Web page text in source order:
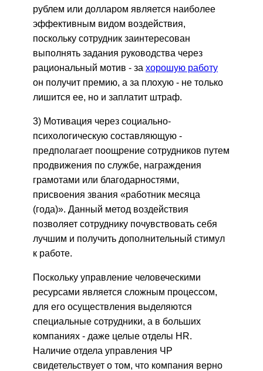
рублем или долларом является наиболее
эффективным видом воздействия,
поскольку сотрудник заинтересован
выполнять задания руководства через
рациональный мотив - за хорошую работу
он получит премию, а за плохую - не только
лишится ее, но и заплатит штраф.
3) Мотивация через социально-
психологическую составляющую -
предполагает поощрение сотрудников путем
продвижения по службе, награждения
грамотами или благодарностями,
присвоения звания «работник месяца
(года)». Данный метод воздействия
позволяет сотруднику почувствовать себя
лучшим и получить дополнительный стимул
к работе.
Поскольку управление человеческими
ресурсами является сложным процессом,
для его осуществления выделяются
специальные сотрудники, а в больших
компаниях - даже целые отделы HR.
Наличие отдела управления ЧР
свидетельствует о том, что компания верно